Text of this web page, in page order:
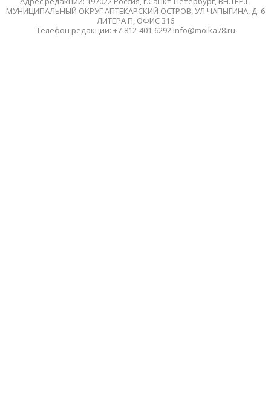
МУНИЦИПАЛЬНЫЙ ОКРУГ АПТЕКАРСКИЙ ОСТРОВ, УЛ ЧАПЫГИНА, Д. 6
ЛИТЕРА П, ОФИС 316
Телефон редакции: +7-812-401-6292 info@moika78.ru